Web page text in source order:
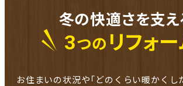
冬の快適さを支え
3つの リフォ
お住まいの状況や「どのくらい暖かくし